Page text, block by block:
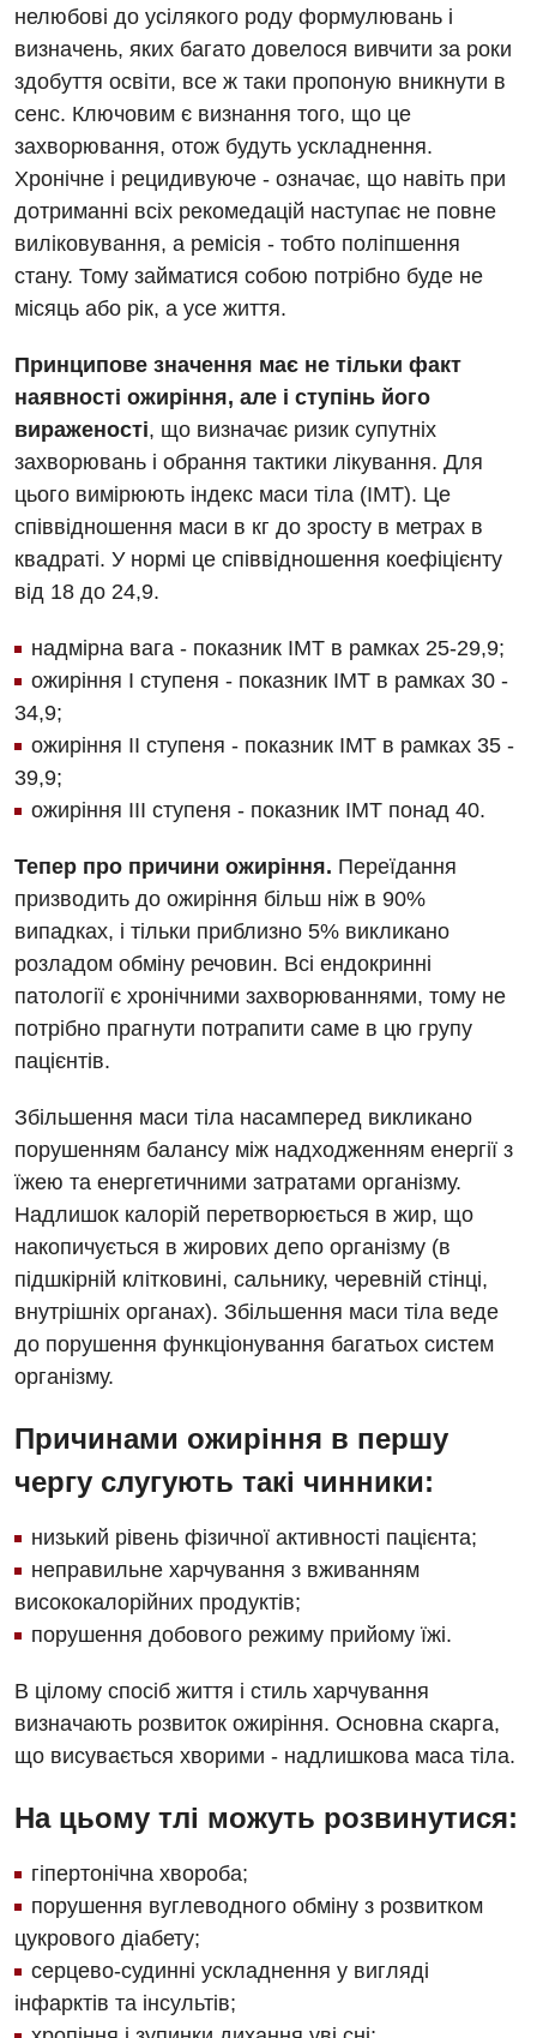
Заходи БПР
Енциклопедія
Відгуки
Відео
Діагностика
Ангіографічні дослідження
Діагностичне відділення
Ендоскопічне відділення
Інструментальна діагностика
Комп’ютерна томографія
Магнітно-резонансна томографія
Мамографія
Нейросонографія
Для дорослих
Алергологія, імунологія
Андрологія
Безоплатні послуги
Вакцинація
Відділення інтенсивної терапії
Відділ госпіталізації
Відділення кардіосудинної патології та неврології
Відділення невідкладних станів
Гінекологічне відділення
Денний стаціонар
Діагностичне відділення
Ендоскопічне відділення
Онкологічне відділлення
Офтальмологічне відділення
Педіатричне відділення
Травматологічне відділення
Урологічне відділення
Хірургічне відділення
Швидка медична допомога
Національний скринінг здоров’я 40+
Українська
Російська
нелюбові до усілякого роду формулювань і
визначень, яких багато довелося вивчити за роки
здобуття освіти, все ж таки пропоную вникнути в
сенс. Ключовим є визнання того, що це
захворювання, отож будуть ускладнення.
Хронічне і рецидивуюче - означає, що навіть при
дотриманні всіх рекомедацій наступає не повне
виліковування, а ремісія - тобто поліпшення
стану. Тому займатися собою потрібно буде не
місяць або рік, а усе життя.
Принципове значення має не тільки факт
наявності ожиріння, але і ступінь його
вираженості, що визначає ризик супутніх
захворювань і обрання тактики лікування. Для
цього вимірюють індекс маси тіла (ІМТ). Це
співвідношення маси в кг до зросту в метрах в
квадраті. У нормі це співвідношення коефіцієнту
від 18 до 24,9.
надмірна вага - показник ІМТ в рамках 25-29,9;
ожиріння I ступеня - показник ІМТ в рамках 30 -
34,9;
ожиріння II ступеня - показник ІМТ в рамках 35 -
39,9;
ожиріння III ступеня - показник ІМТ понад 40.
Тепер про причини ожиріння. Переїдання
призводить до ожиріння більш ніж в 90%
випадках, і тільки приблизно 5% викликано
розладом обміну речовин. Всі ендокринні
патології є хронічними захворюваннями, тому не
потрібно прагнути потрапити саме в цю групу
пацієнтів.
Збільшення маси тіла насамперед викликано
порушенням балансу між надходженням енергії з
їжею та енергетичними затратами організму.
Надлишок калорій перетворюється в жир, що
накопичується в жирових депо організму (в
підшкірній клітковині, сальнику, черевній стінці,
внутрішніх органах). Збільшення маси тіла веде
до порушення функціонування багатьох систем
організму.
Причинами ожиріння в першу
чергу слугують такі чинники:
низький рівень фізичної активності пацієнта;
неправильне харчування з вживанням
висококалорійних продуктів;
порушення добового режиму прийому їжі.
В цілому спосіб життя і стиль харчування
визначають розвиток ожиріння. Основна скарга,
що висувається хворими - надлишкова маса тіла.
На цьому тлі можуть розвинутися:
гіпертонічна хвороба;
порушення вуглеводного обміну з розвитком
цукрового діабету;
серцево-судинні ускладнення у вигляді
інфарктів та інсультів;